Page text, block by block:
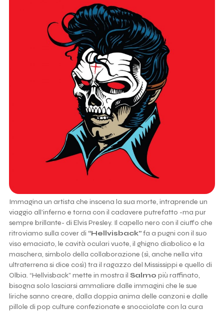
Immagina un artista che inscena la sua morte, intraprende un
viaggio all’inferno e torna con il cadavere putrefatto -ma pur
sempre brillante- di Elvis Presley. Il capello nero con il ciuffo che
ritroviamo sulla cover di “Hellvisback”fa a pugni con il suo
viso emaciato, le cavità oculari vuote, il ghigno diabolico e la
maschera, simbolo della collaborazione (sì, anche nella vita
ultraterrena si dice così) tra il ragazzo del Mississippi e quello di
Olbia. “Hellvisback” mette in mostra il Salmo più raffinato,
bisogna solo lasciarsi ammaliare dalle immagini che le sue
liriche sanno creare, dalla doppia anima delle canzoni e dalle
pillole di pop culture confezionate e snocciolate con la cura